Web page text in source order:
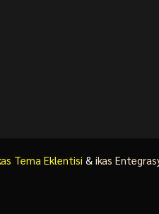
Tema Eklentisi & ikas